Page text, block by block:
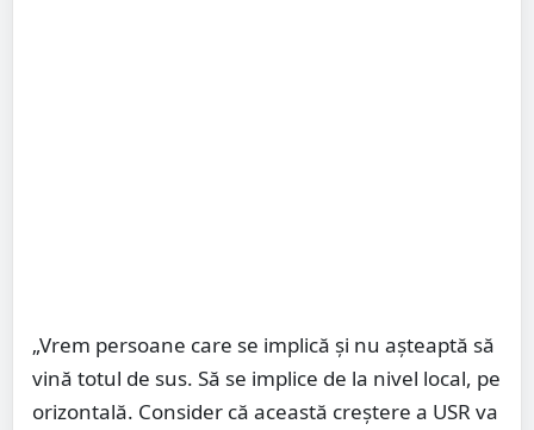
„Vrem persoane care se implică și nu așteaptă să
vină totul de sus. Să se implice de la nivel local, pe
orizontală. Consider că această creștere a USR va